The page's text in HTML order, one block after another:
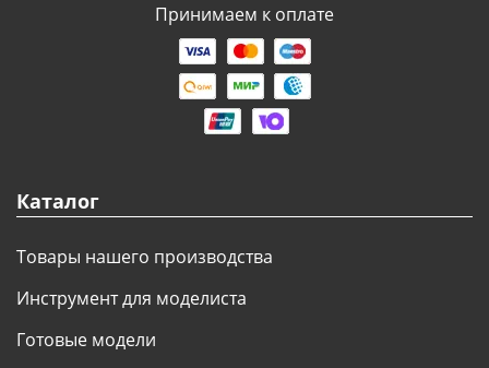
Принимаем к оплате
Каталог
Товары нашего производства
Инструмент для моделиста
Готовые модели